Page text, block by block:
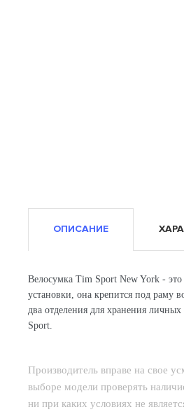
ОПИСАНИЕ
Велосумка Tim Sport New York - это
установки, она крепится под раму
два отделения для хранения
Sport.
Производитель вправе на свое
выборе модели проверять
ни при каких условиях не